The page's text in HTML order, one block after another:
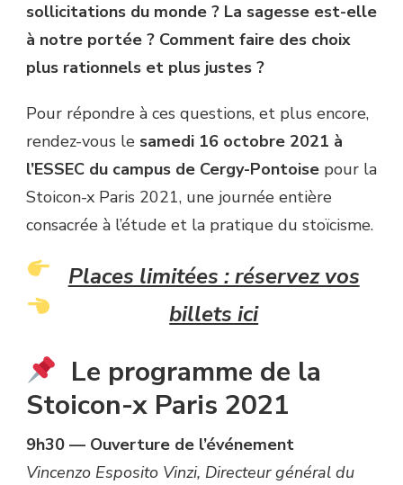
sollicitations du monde ? La sagesse est-elle
à notre portée ? Comment faire des choix
plus rationnels et plus justes ?
Pour répondre à ces questions, et plus encore,
rendez-vous le samedi 16 octobre 2021 à
l’ESSEC du campus de Cergy-Pontoise pour la
Stoicon-x Paris 2021, une journée entière
consacrée à l’étude et la pratique du stoïcisme.
Places limitées : réservez vos
billets ici
Le programme de la
Stoicon-x Paris 2021
9h30 — Ouverture de l’événement
Vincenzo Esposito Vinzi, Directeur général du